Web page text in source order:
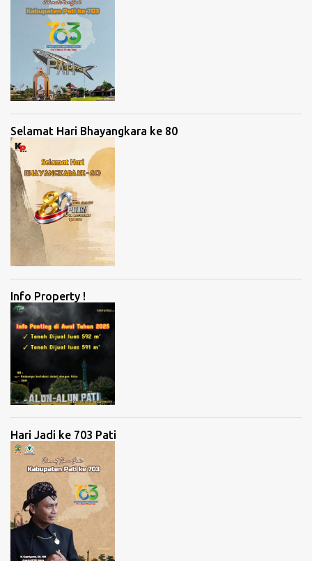
Selamat Hari Bhayangkara ke 80
Info Property !
Hari Jadi ke 703 Pati